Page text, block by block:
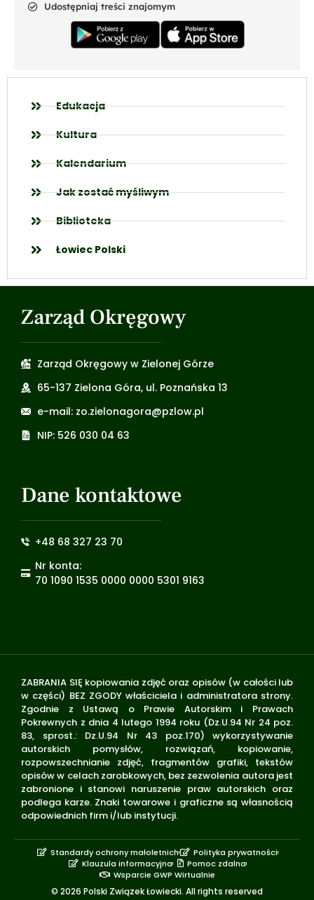
Udostępniaj treści znajomym
Edukacja
Kultura
Kalendarium
Jak zostać myśliwym
Biblioteka
Łowiec Polski
Zarząd Okręgowy
Zarząd Okręgowy w Zielonej Górze
65-137 Zielona Góra, ul. Poznańska 13
e-mail: zo.zielonagora@pzlow.pl
NIP: 526 030 04 63
Dane kontaktowe
+48 68 327 23 70
Nr konta:
70 1090 1535 0000 0000 5301 9163
ZABRANIA SIĘ kopiowania zdjęć oraz opisów (w całości lub
w części) BEZ ZGODY właściciela i administratora strony.
Zgodnie z Ustawą o Prawie Autorskim i Prawach
Pokrewnych z dnia 4 lutego 1994 roku (Dz.U.94 Nr 24 poz.
83, sprost.: Dz.U.94 Nr 43 poz.170) wykorzystywanie
autorskich pomysłów, rozwiązań, kopiowanie,
rozpowszechnianie zdjęć, fragmentów grafiki, tekstów
opisów w celach zarobkowych, bez zezwolenia autora jest
zabronione i stanowi naruszenie praw autorskich oraz
podlega karze. Znaki towarowe i graficzne są własnością
odpowiednich firm i/lub instytucji.
© 2026 Polski Związek Łowiecki. All rights reserved
Standardy ochrony małoletnich
Polityka prywatności
Klauzula informacyjna
Pomoc zdalna
Wsparcie GWP Wirtualnie